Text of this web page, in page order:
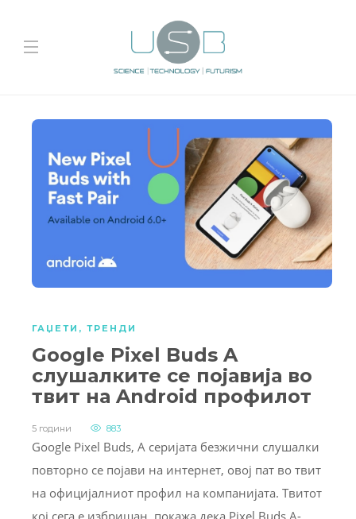
ГАЏЕТИ , ТРЕНДИ
Google Pixel Buds A
слушалките се појавија во
твит на Android профилот
5 години 883
Google Pixel Buds, A серијата безжични слушалки
повторно се појави на интернет, овој пат во твит
на официјалниот профил на компанијата. Твитот